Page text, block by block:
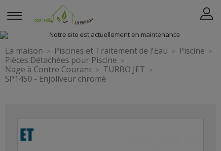
La maison Piscines et Traitement de l'Eau
Piscine
Pièces Détachées pour Piscine
Nage à Contre Courant
TURBO JET
SP1450 - Enjoliveur chromé